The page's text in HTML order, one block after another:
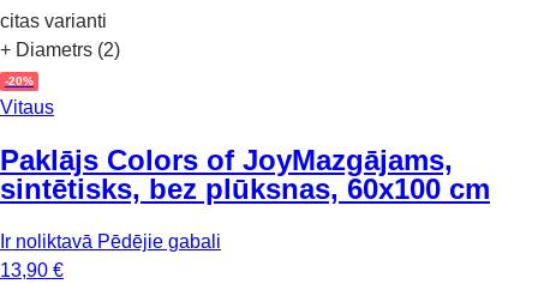
citas varianti
+ Diametrs (2)
-20%
Vitaus
Paklājs Colors of JoyMazgājams,
sintētisks, bez plūksnas, 60x100 cm
Ir noliktavā Pēdējie gabali
13,90 €